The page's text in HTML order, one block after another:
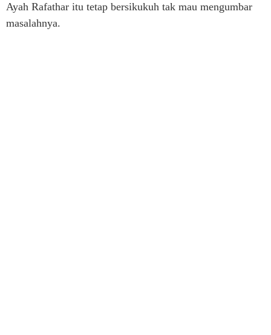
Ayah Rafathar itu tetap bersikukuh tak mau mengumbar
masalahnya.